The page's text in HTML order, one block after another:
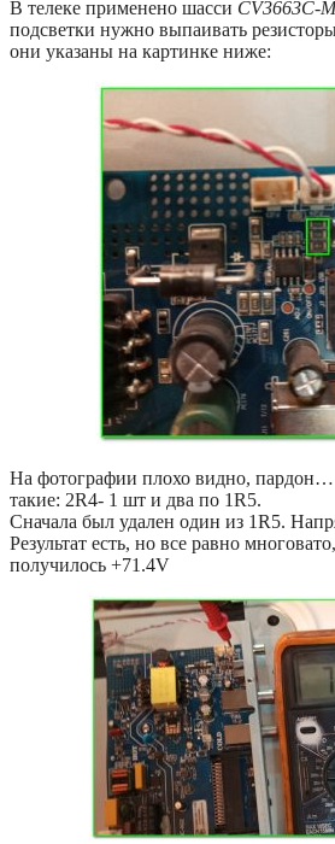
В телеке применено шасси CV3663C-
подсветки нужно выпаивать
они указаны на картинке ниже:
На фотографии плохо видно, пардон…
такие: 2R4- 1 шт и два по 1R5.
Сначала был удален один из 1R5.
Результат есть, но все равно
получилось +71.4V